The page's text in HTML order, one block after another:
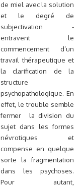
de miel avec la solution
et le degré de
subjectivation -
entravent le
commencement d’un
travail thérapeutique et
la clarification de la
structure
psychopathologique. En
effet, le trouble semble
fermer la division du
sujet dans les formes
névrotiques et
compense en quelque
sorte la fragmentation
dans les psychoses.
Pour autant,